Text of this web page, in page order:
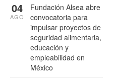
Fundación Alsea abre
convocatoria para
impulsar proyectos de
seguridad alimentaria,
educación y
empleabilidad en
México
04
AGO